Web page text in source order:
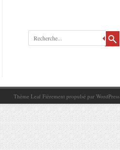
Recherche
Thème Leaf Fièrement propulsé par WordPress